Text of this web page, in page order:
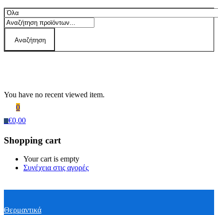
Αναζήτηση
You have no recent viewed item.
0
€0,00
Shopping cart
Your cart is empty
Συνέχεια στις αγορές
Θερμαντικά